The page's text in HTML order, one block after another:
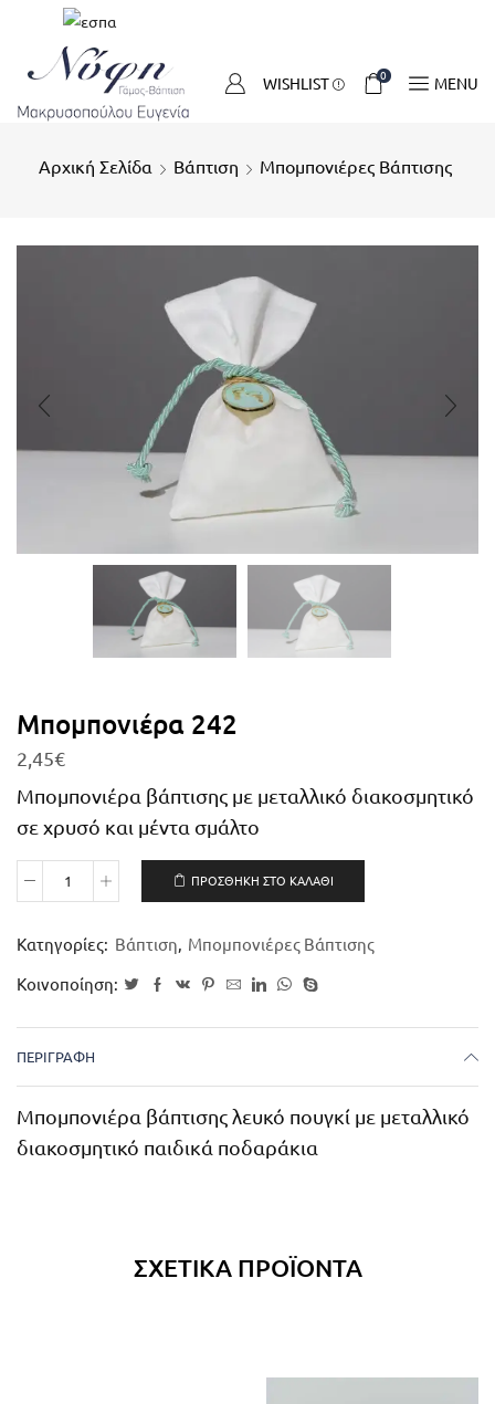
WISHLIST 0 MENU
Αρχική Σελίδα Βάπτιση Μπομπονιέρες Βάπτισης
Μπομπονιέρα 242
2,45€
Μπομπονιέρα βάπτισης με μεταλλικό διακοσμητικό
σε χρυσό και μέντα σμάλτο
ΠΡΟΣΘΉΚΗ ΣΤΟ ΚΑΛΆΘΙ
Κατηγορίες: Βάπτιση, Μπομπονιέρες Βάπτισης
Κοινοποίηση:
ΠΕΡΙΓΡΑΦΉ
Μπομπονιέρα βάπτισης λευκό πουγκί με μεταλλικό
διακοσμητικό παιδικά ποδαράκια
ΣΧΕΤΙΚΆ ΠΡΟΪΌΝΤΑ